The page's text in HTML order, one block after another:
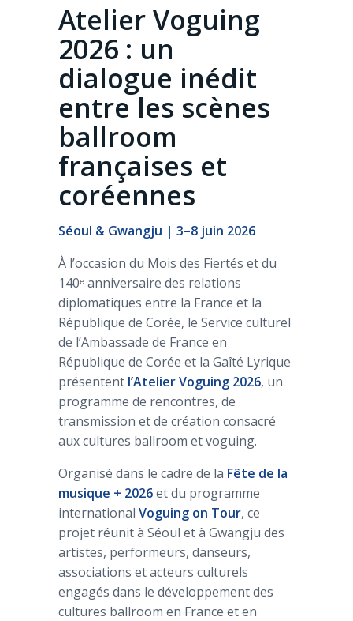
Atelier Voguing
2026 : un
dialogue inédit
entre les scènes
ballroom
françaises et
coréennes
Séoul & Gwangju | 3–8 juin 2026
À l’occasion du Mois des Fiertés et du
140ᵉ anniversaire des relations
diplomatiques entre la France et la
République de Corée, le Service culturel
de l’Ambassade de France en
République de Corée et la Gaîté Lyrique
présentent l’Atelier Voguing 2026, un
programme de rencontres, de
transmission et de création consacré
aux cultures ballroom et voguing.
Organisé dans le cadre de la Fête de la
musique + 2026et du programme
international Voguing on Tour, ce
projet réunit à Séoul et à Gwangju des
artistes, performeurs, danseurs,
associations et acteurs culturels
engagés dans le développement des
cultures ballroom en France et en